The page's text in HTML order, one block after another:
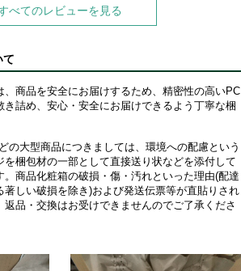
いので不明）
けではないが、1000円程度の低価格帯のマウ
見劣りする感じ。
いが、大人がメインに使用するのはおすすめで
すいかもしれないので試しに使わせ感想をレ
・・・いえよしましょうこんな話・・・。
べてのレビューを見る
て
、商品を安全にお届けするため、精密性の高いPC
詰め、安心・安全にお届けできるよう丁寧な梱
の大型商品につきましては、環境への配慮という
梱包材の一部として直接送り状などを添付して
商品化粧箱の破損・傷・汚れといった理由(配達
著しい破損を除き)および発送伝票等が直貼りされ
品・交換はお受けできませんのでご了承くださ